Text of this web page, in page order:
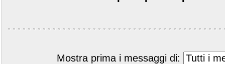
Mostra prima i messaggi di: